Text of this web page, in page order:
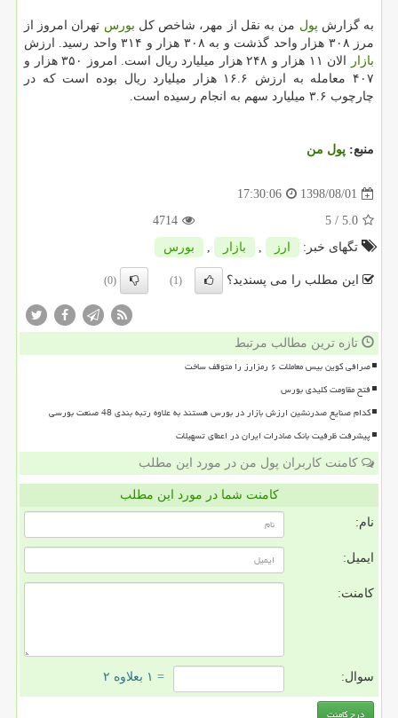
به گزارش پول من به نقل از مهر، شاخص كل بورس تهران امروز از
مرز ۳۰۸ هزار واحد گذشت و به ۳۰۸ هزار و ۳۱۴ واحد رسید. ارزش
بازار
الان ۱۱ هزار و ۲۴۸ هزار میلیارد ریال است. امروز ۳۵۰ هزار و
۴۰۷ معامله به ارزش ۱۶.۶ هزار میلیارد ریال بوده است كه در
چارچوب ۳.۶ میلیارد سهم به انجام رسیده است.
منبع: پول من
1398/08/01
17:30:06
5.0
/ 5
4714
تگهای خبر:
ارز , بازار , بورس
این مطلب را می پسندید؟ (1)
(0)
تازه ترین مطالب مرتبط
صرافی کوین بیس معاملات ۶ رمزارز را متوقف ساخت
فتح مقاومت کلیدی بورس
کدام صنایع صدرنشین ارزش بازار در بورس هستند به علاوه رتبه بندی 48 صنعت بورسی
پیشرفت ظرفیت بانک صادرات ایران در اعطای تسهیلات
کامنت کاربران پول من در مورد این مطلب
کامنت شما در مورد این مطلب
نام:
ایمیل:
کامنت:
سوال: = ۱ بعلاوه ۲